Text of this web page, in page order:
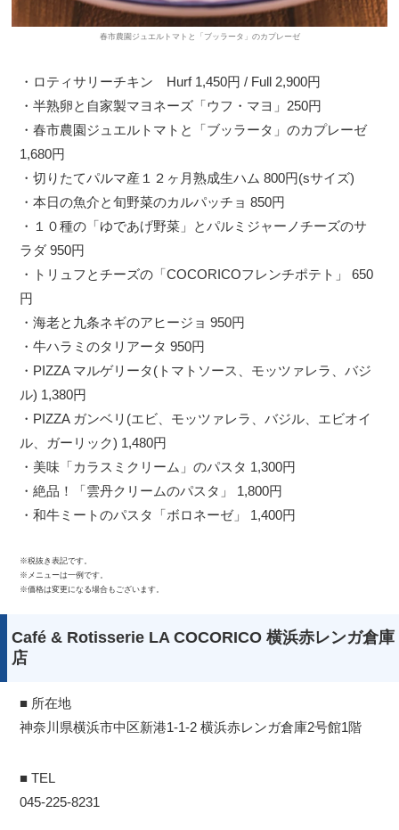
春市農園ジュエルトマトと「ブッラータ」のカプレーゼ
・ロティサリーチキン Hurf 1,450円 / Full 2,900円
・半熟卵と自家製マヨネーズ「ウフ・マヨ」250円
・春市農園ジュエルトマトと「ブッラータ」のカプレーゼ
1,680円
・切りたてパルマ産１２ヶ月熟成生ハム 800円(sサイズ)
・本日の魚介と旬野菜のカルパッチョ 850円
・１０種の「ゆであげ野菜」とパルミジャーノチーズのサ
ラダ 950円
・トリュフとチーズの「COCORICOフレンチポテト」 650
円
・海老と九条ネギのアヒージョ 950円
・牛ハラミのタリアータ 950円
・PIZZA マルゲリータ(トマトソース、モッツァレラ、バジ
ル) 1,380円
・PIZZA ガンベリ(エビ、モッツァレラ、バジル、エビオイ
ル、ガーリック) 1,480円
・美味「カラスミクリーム」のパスタ 1,300円
・絶品！「雲丹クリームのパスタ」 1,800円
・和牛ミートのパスタ「ボロネーゼ」 1,400円
※税抜き表記です。
※メニューは一例です。
※価格は変更になる場合もございます。
Café & Rotisserie LA COCORICO 横浜赤レンガ倉庫
店
■ 所在地
神奈川県横浜市中区新港1-1-2 横浜赤レンガ倉庫2号館1階
■ TEL
045-225-8231